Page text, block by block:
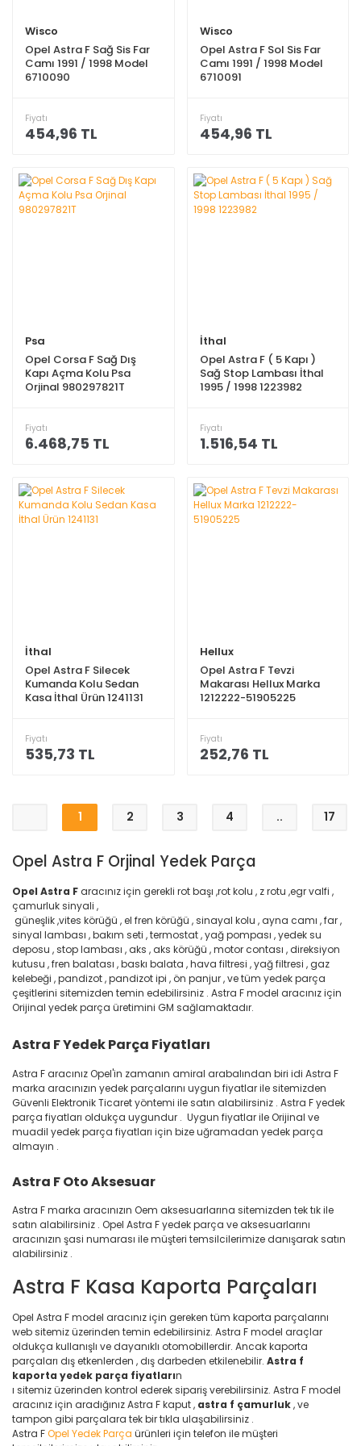
Wisco
Opel Astra F Sağ Sis Far
Camı 1991 / 1998 Model
6710090
Fiyatı
454,96 TL
Wisco
Opel Astra F Sol Sis Far
Camı 1991 / 1998 Model
6710091
Fiyatı
454,96 TL
Psa
Opel Corsa F Sağ Dış
Kapı Açma Kolu Psa
Orjinal 980297821T
Fiyatı
6.468,75 TL
İthal
Opel Astra F ( 5 Kapı )
Sağ Stop Lambası İthal
1995 / 1998 1223982
Fiyatı
1.516,54 TL
İthal
Opel Astra F Silecek
Kumanda Kolu Sedan
Kasa İthal Ürün 1241131
Fiyatı
535,73 TL
Hellux
Opel Astra F Tevzi
Makarası Hellux Marka
1212222-51905225
Fiyatı
252,76 TL
1 2 3 4 .. 17
Opel Astra F Orjinal Yedek Parça
Opel Astra Faracınız için gerekli rot başı ,rot kolu , z rotu ,egr valfi ,
çamurluk sinyali ,
güneşlik ,vites körüğü , el fren körüğü , sinayal kolu , ayna camı , far ,
sinyal lambası , bakım seti , termostat , yağ pompası , yedek su
deposu , stop lambası , aks , aks körüğü , motor contası , direksiyon
kutusu , fren balatası , baskı balata , hava filtresi , yağ filtresi , gaz
kelebeği , pandizot , pandizot ipi , ön panjur , ve tüm yedek parça
çeşitlerini sitemizden temin edebilirsiniz . Astra F model aracınız için
Orijinal yedek parça üretimini GM sağlamaktadır.
Astra F Yedek Parça Fiyatları
Astra F aracınız Opel'in zamanın amiral arabalından biri idi Astra F
marka aracınızın yedek parçalarını uygun fiyatlar ile sitemizden
Güvenli Elektronik Ticaret yöntemi ile satın alabilirsiniz . Astra F yedek
parça fiyatları oldukça uygundur . Uygun fiyatlar ile Orijinal ve
muadil yedek parça fiyatları için bize uğramadan yedek parça
almayın .
Astra F Oto Aksesuar
Astra F marka aracınızın Oem aksesuarlarına sitemizden tek tık ile
satın alabilirsiniz . Opel Astra F yedek parça ve aksesuarlarını
aracınızın şasi numarası ile müşteri temsilcilerimize danışarak satın
alabilirsiniz .
Astra F Kasa Kaporta Parçaları
Opel Astra F model aracınız için gereken tüm kaporta parçalarını
web sitemiz üzerinden temin edebilirsiniz. Astra F model araçlar
oldukça kullanışlı ve dayanıklı otomobillerdir. Ancak kaporta
parçaları dış etkenlerden , dış darbeden etkilenebilir. Astra f
kaporta yedek parça fiyatların
ı sitemiz üzerinden kontrol ederek sipariş verebilirsiniz. Astra F model
aracınız için aradığınız Astra F kaput , astra f çamurluk, ve
tampon gibi parçalara tek bir tıkla ulaşabilirsiniz .
Astra FOpel Yedek Parça ürünleri için telefon ile müşteri